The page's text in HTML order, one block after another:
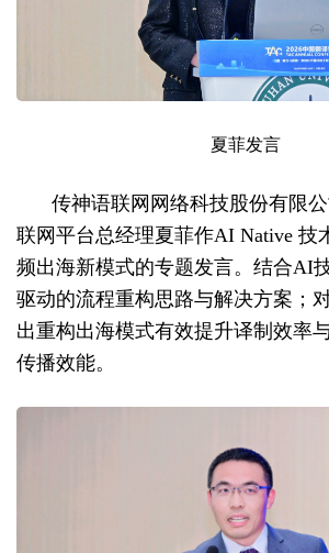
夏菲发言
传神语联网网络科技股份有限
联网平台总经理夏菲作AI Native 技
频出海新模式的专题发言。结合AI
驱动的流程重构思路与解决方案；
出重构出海模式有效提升译制效率
传播效能。